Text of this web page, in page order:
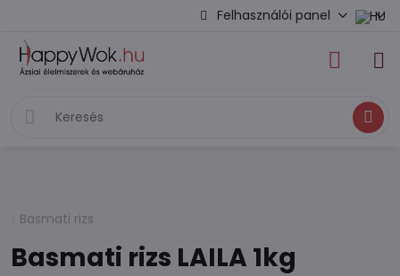
Felhasználói panel
Keresés
Basmati rizs
Basmati rizs LAILA 1kg